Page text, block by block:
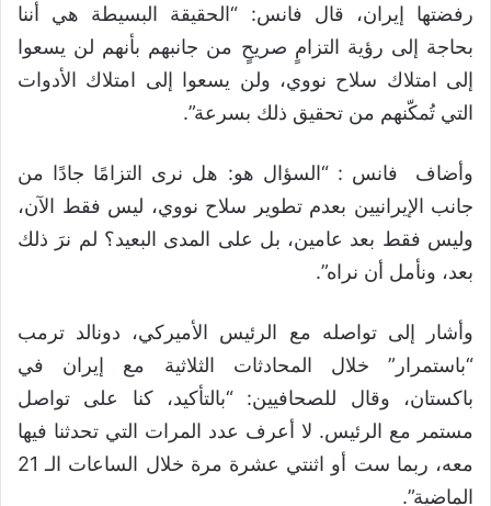
رفضتها إيران، قال فانس: “الحقيقة البسيطة هي أننا
بحاجة إلى رؤية التزامٍ صريحٍ من جانبهم بأنهم لن يسعوا
إلى امتلاك سلاح نووي، ولن يسعوا إلى امتلاك الأدوات
التي تُمكّنهم من تحقيق ذلك بسرعة”.
وأضاف فانس : “السؤال هو: هل نرى التزامًا جادًا من
جانب الإيرانيين بعدم تطوير سلاح نووي، ليس فقط الآن،
وليس فقط بعد عامين، بل على المدى البعيد؟ لم نرَ ذلك
بعد، ونأمل أن نراه”.
وأشار إلى تواصله مع الرئيس الأميركي، دونالد ترمب
“باستمرار” خلال المحادثات الثلاثية مع إيران في
باكستان، وقال للصحافيين: “بالتأكيد، كنا على تواصل
مستمر مع الرئيس. لا أعرف عدد المرات التي تحدثنا فيها
معه، ربما ست أو اثنتي عشرة مرة خلال الساعات الـ 21
الماضية”.